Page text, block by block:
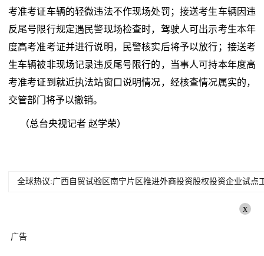
考准考证车辆的轻微违法不作现场处罚；接送考生车辆因违
反尾号限行规定遇民警现场检查时，驾驶人可出示考生本年
度高考准考证并进行说明，民警核实后将予以放行；接送考
生车辆被非现场记录违反尾号限行的，当事人可持本年度高
考准考证到就近执法站窗口说明情况，经核查情况属实的，
交管部门将予以撤销。
（总台央视记者 赵学荣）
全球热议:广西自贸试验区南宁片区推进外商投资股权投资企业试点
x
广告